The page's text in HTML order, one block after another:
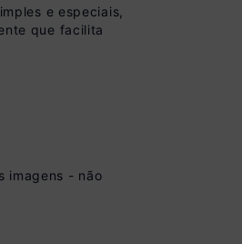
e especiais,
que facilita
imagens - não